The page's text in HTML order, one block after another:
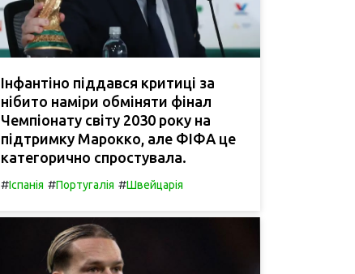
Інфантіно піддався критиці за
нібито наміри обміняти фінал
Чемпіонату світу 2030 року на
підтримку Марокко, але ФІФА це
категорично спростувала.
#Іспанія #Португалія #Швейцарія